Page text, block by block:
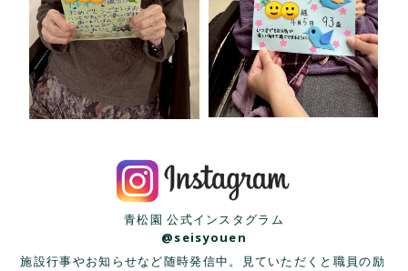
青松園 公式インスタグラム
@seisyouen
施設行事やお知らせなど随時発信中。見ていただくと職員の励